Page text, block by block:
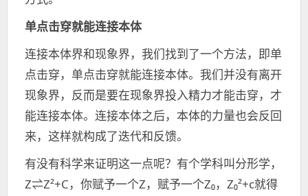
单点击穿就能连接本体
连接本体界和现象界，我们找到了一个方法，即单
点击穿，单点击穿就能连接本体。我们并没有离开
现象界，反而是要在现象界投入精力才能击穿，才
能连接本体。连接本体之后，本体的力量也会反回
来，这样就构成了迭代和反馈。
有没有科学来证明这一点呢？有个学科叫分形学，
Z⇌Z²+C，你赋予一个Z，赋予一个Z₀，Z₀²+c就得